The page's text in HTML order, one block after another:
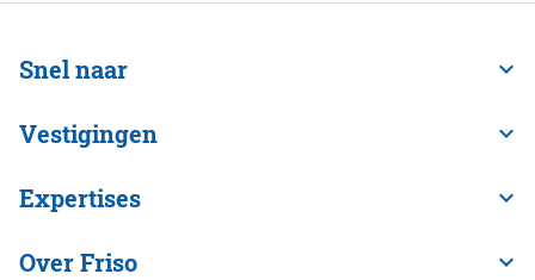
Snel naar
Vestigingen
Expertises
Over Friso